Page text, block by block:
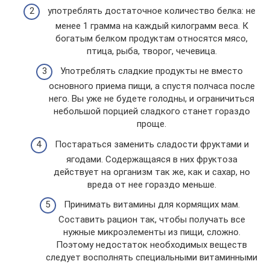
употреблять достаточное количество белка: не
менее 1 грамма на каждый килограмм веса. К
богатым белком продуктам относятся мясо,
птица, рыба, творог, чечевица.
Употреблять сладкие продукты не вместо
основного приема пищи, а спустя полчаса после
него. Вы уже не будете голодны, и ограничиться
небольшой порцией сладкого станет гораздо
проще.
Постараться заменить сладости фруктами и
ягодами. Содержащаяся в них фруктоза
действует на организм так же, как и сахар, но
вреда от нее гораздо меньше.
Принимать витамины для кормящих мам.
Составить рацион так, чтобы получать все
нужные микроэлементы из пищи, сложно.
Поэтому недостаток необходимых веществ
следует восполнять специальными витаминными